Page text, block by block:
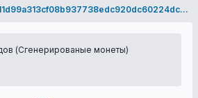
230e6e88baab2575f8b311d99a313cf08b937738edc920dc60224dc80803f1bb
(Сгенерированые монеты)